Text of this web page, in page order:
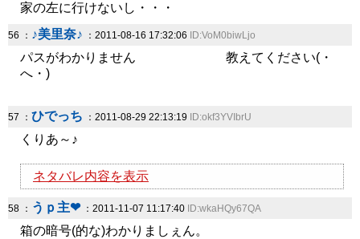
家の左に行けないし・・・
56 ： ♪美里奈♪ ：2011-08-16 17:32:06 ID:VoM0biwLjo
パスがわかりません 教えてください(・
へ・)
57 ： ひでっち ：2011-08-29 22:13:19 ID:okf3YVIbrU
くりあ～♪
ネタバレ内容を表示
58 ： うｐ主❤：2011-11-07 11:17:40 ID:wkaHQy67QA
箱の暗号(的な)わかりましぇん。